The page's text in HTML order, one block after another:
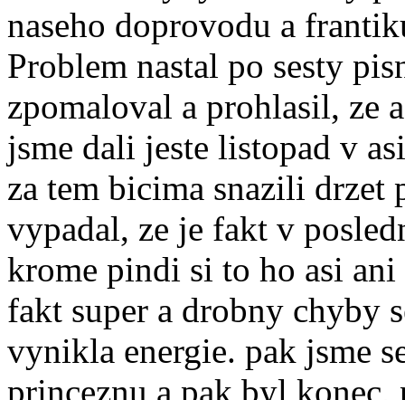
naseho doprovodu a
Problem nastal po sesty
zpomaloval a prohlasil, ze
jsme dali jeste listopad v
za tem bicima snazili drzet
vypadal, ze je fakt v
krome pindi si to ho asi
fakt super a drobny chyby
vynikla energie. pak jsme
princeznu a pak byl konec,